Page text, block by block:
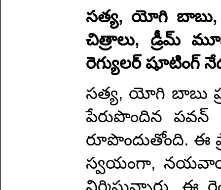
సత్య, యోగి బాబు,
చిత్రాలు, డ్రీమ్
రెగ్యులర్ షూటింగ్
సత్య, యోగి బాబు
పేరుపొందిన పవన్
రూపొందుతోంది. ఈ
స్వయంగా,
నిర్మిస్తున్నారు. ఈ